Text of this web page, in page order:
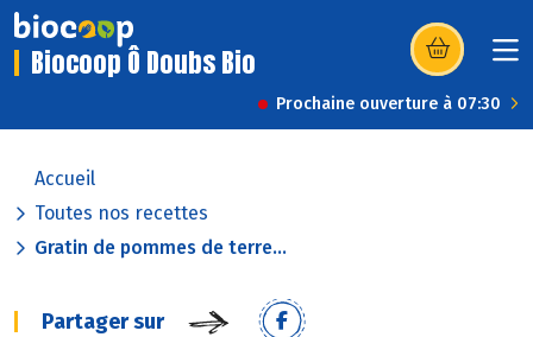
Biocoop Ô Doubs Bio (s’ouvre dans
Prochaine ouverture à 07:30
Accueil
Toutes nos recettes
Gratin de pommes de terre...
Partager sur